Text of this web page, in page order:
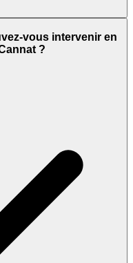
vous intervenir en
?